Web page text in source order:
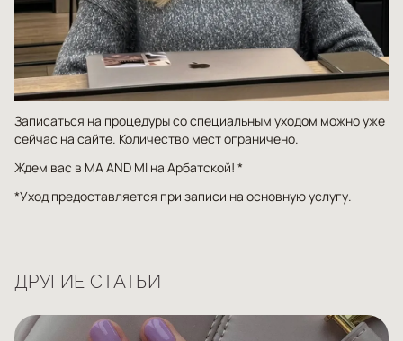
Записаться на процедуры со специальным уходом можно уже
сейчас на сайте. Количество мест ограничено.
Ждем вас в MA AND MI на Арбатской! *
*Уход предоставляется при записи на основную услугу.
ДРУГИЕ СТАТЬИ